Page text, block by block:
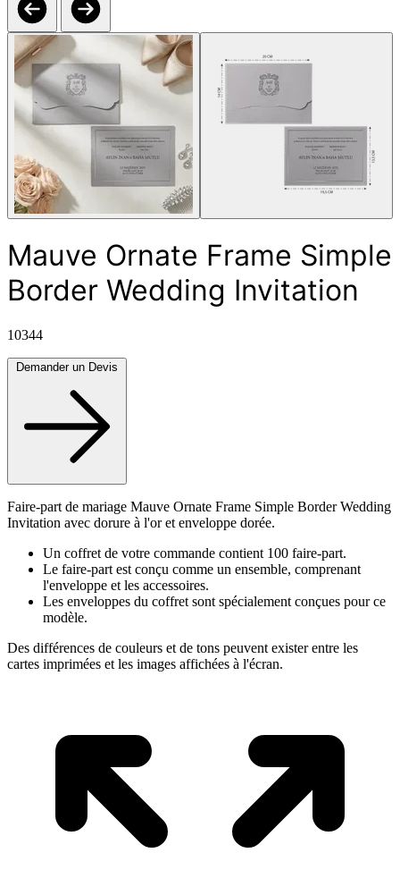
Mauve Ornate Frame Simple
Border Wedding Invitation
10344
Faire-part de mariage Mauve Ornate Frame Simple Border Wedding
Invitation avec dorure à l'or et enveloppe dorée.
Un coffret de votre commande contient 100 faire-part.
Le faire-part est conçu comme un ensemble, comprenant
l'enveloppe et les accessoires.
Les enveloppes du coffret sont spécialement conçues pour ce
modèle.
Des différences de couleurs et de tons peuvent exister entre les
cartes imprimées et les images affichées à l'écran.